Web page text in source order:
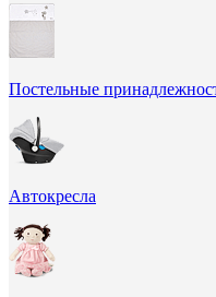
Постельные
Автокресла